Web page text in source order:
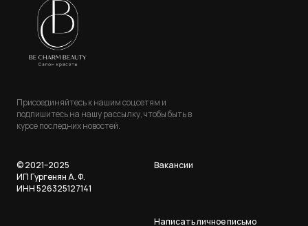
Присоединяйтесь к нашим соцсетям и
подпишитесь на нашу рассылку, чтобы быть в
курсе последних новостей.
© 2021–2025
ИП Гургенян А. Ф.
ИНН 526325127141
Вакансии
Написать личное письмо